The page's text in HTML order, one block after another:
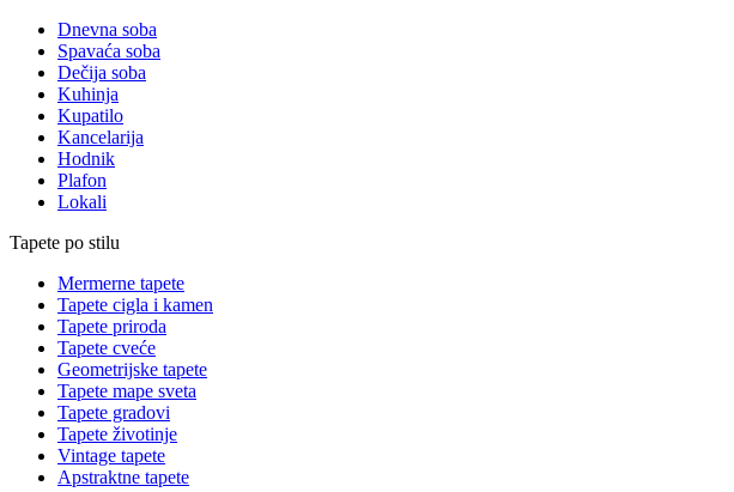
Dnevna soba
Spavaća soba
Dečija soba
Kuhinja
Kupatilo
Kancelarija
Hodnik
Plafon
Lokali
Tapete po stilu
Mermerne tapete
Tapete cigla i kamen
Tapete priroda
Tapete cveće
Geometrijske tapete
Tapete mape sveta
Tapete gradovi
Tapete životinje
Vintage tapete
Apstraktne tapete